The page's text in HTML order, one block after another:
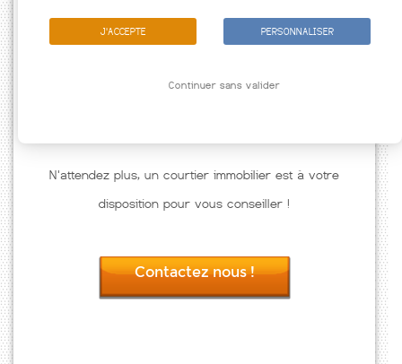
N'attendez plus, un courtier immobilier est à votre
disposition pour vous conseiller !
Contactez nous !
J'ACCEPTE PERSONNALISER
Continuer sans valider